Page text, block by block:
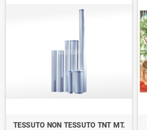
TESSUTO NON TESSUTO TNT MT.